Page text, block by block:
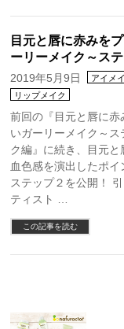
目元と唇に赤みを
ーリーメイク～ス
2019年5月9日 アイメ
リップメイク
前回の『目元と唇に
いガーリーメイク～
ク編』に続き、目元
血色感を演出したポ
ステップ２を公開！
ティスト …
この記事を読む